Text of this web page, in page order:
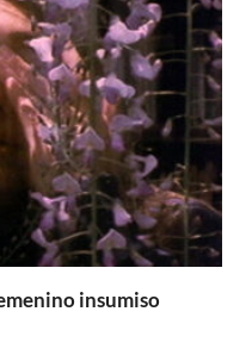
insumiso